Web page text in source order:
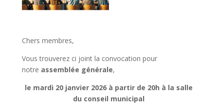
Chers membres,
Vous trouverez ci joint la convocation pour
notre assemblée générale,
le mardi 20 janvier 2026 à partir de 20h à la salle
du conseil municipal